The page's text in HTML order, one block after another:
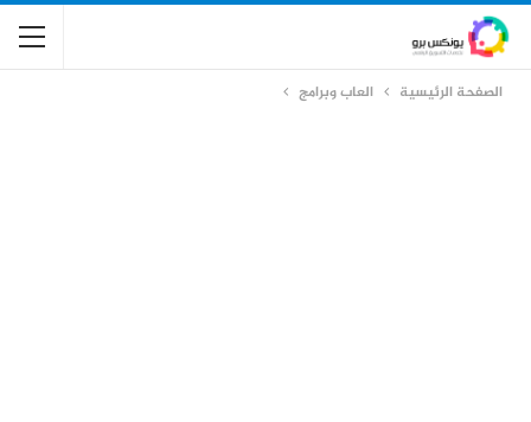
الصفحة الرئيسية العاب وبرامج